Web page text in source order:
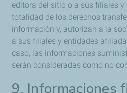
editora del sitio o a sus filiales
totalidad de los derechos
información y, autorizan a la
a sus filiales y entidades
caso, las informaciones
serán consideradas como no
9. Informaciones